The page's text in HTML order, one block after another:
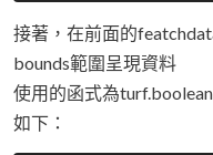
接著，在前面的
bounds範圍呈現資料
使用的函式為
如下：